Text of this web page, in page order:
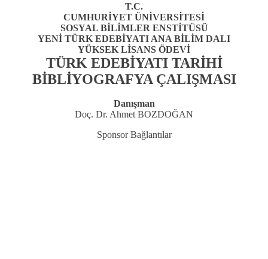
T.C.
CUMHURİYET ÜNİVERSİTESİ
SOSYAL BİLİMLER ENSTİTÜSÜ
YENİ TÜRK EDEBİYATI ANA BİLİM DALI
YÜKSEK LİSANS ÖDEVİ
TÜRK EDEBİYATI TARİHİ
BİBLİYOGRAFYA ÇALIŞMASI
Danışman
Doç. Dr. Ahmet BOZDOĞAN
Sponsor Bağlantılar